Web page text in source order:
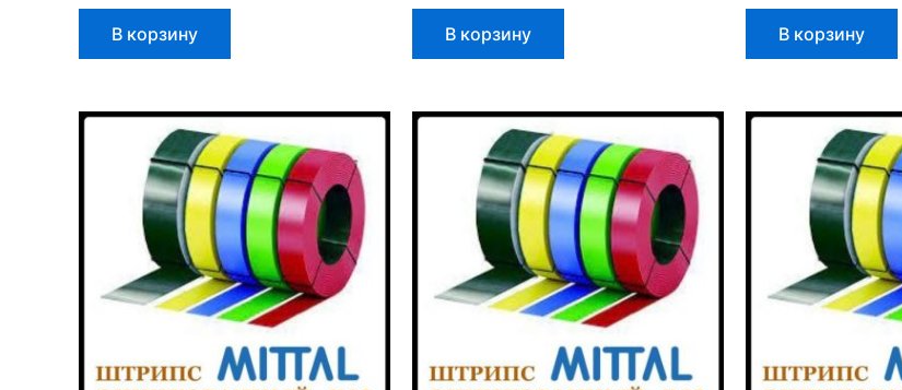
В корзину В корзину В корзину